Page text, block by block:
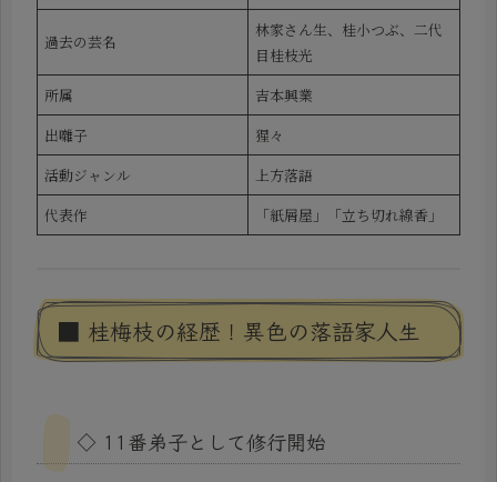
過去の芸名
林家さん生、桂小つぶ、二代
目桂枝光
所属
吉本興業
出囃子
猩々
活動ジャンル
上方落語
代表作
「紙屑屋」「立ち切れ線香」
■ 桂梅枝の経歴！異色の落語家人生
◇ 11番弟子として修行開始